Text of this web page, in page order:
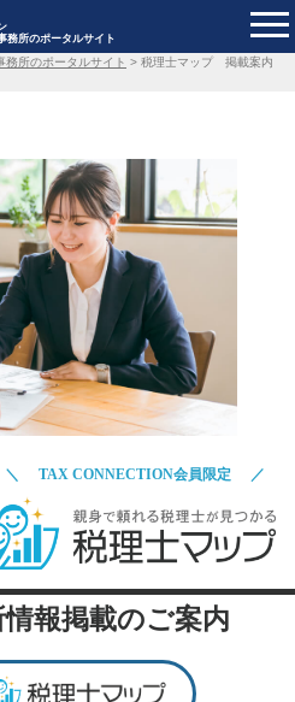
務所のポータルサイト
務所のポータルサイト > 税理士マップ 掲載案内
TAX CONNECTION会員限定
報掲載のご案内